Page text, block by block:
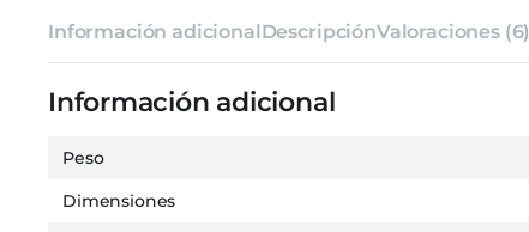
Información adicionalDescripciónValoraciones (6)
Información adicional
Peso
Dimensiones